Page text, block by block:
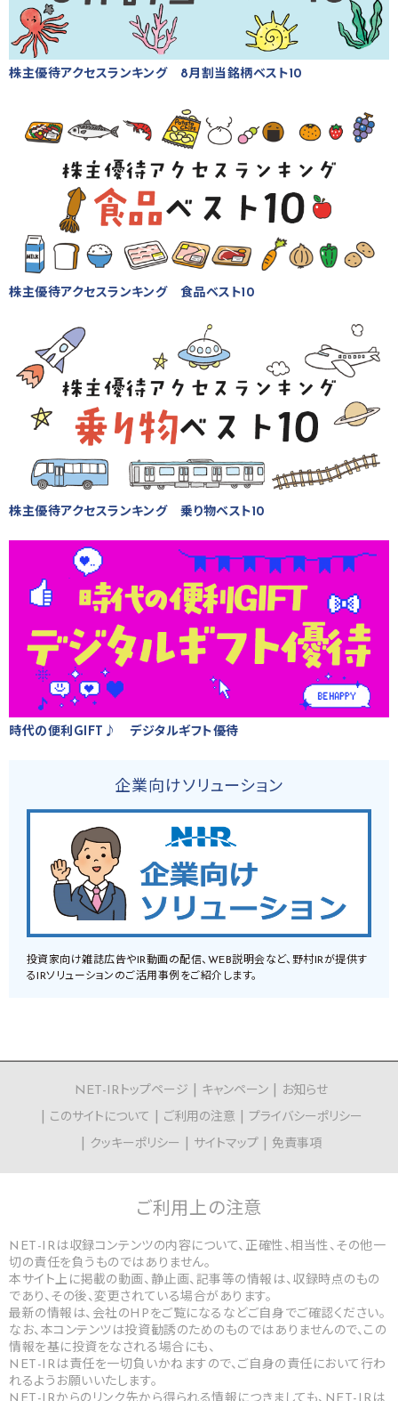
株主優待アクセスランキング 8月割当銘柄ベスト10
株主優待アクセスランキング 食品ベスト10
株主優待アクセスランキング 乗り物ベスト10
時代の便利GIFT♪ デジタルギフト優待
企業向けソリューション
投資家向け雑誌広告やIR動画の配信、WEB説明会など、野村IRが提供す
るIRソリューションのご活用事例をご紹介します。
NET-IRトップページ キャンペーン
お知らせ
このサイトについて
ご利用の注意
プライバシーポリシー
クッキーポリシー
サイトマップ 免責事項
ご利用上の注意
NET-IRは収録コンテンツの内容について、正確性、相当性、その他一
切の責任を負うものではありません。
本サイト上に掲載の動画、静止画、記事等の情報は、収録時点のもの
であり、その後、変更されている場合があります。
最新の情報は、会社のHPをご覧になるなどご自身でご確認ください。
なお、本コンテンツは投資勧誘のためのものではありませんので、この
情報を基に投資をなされる場合にも、
NET-IRは責任を一切負いかねますので、ご自身の責任において行わ
れるようお願いいたします。